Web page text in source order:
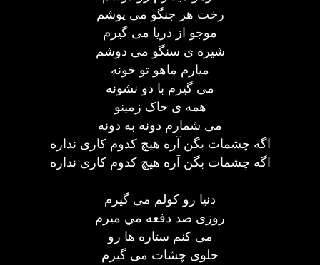
رخت هر جنگو می پوشم
موجو از دريا می گيرم
شيره ی سنگو می دوشم
ميارم ماهو تو خونه
می گيرم با دو نشونه
همه ی خاک زمينو
می شمارم دونه به دونه
اگه چشمات بگن آره هيچ کدوم کاری نداره
اگه چشمات بگن آره هيچ کدوم کاری نداره
دنيا رو کولم می گيرم
روزی صد دفعه مي ميرم
می کنم ستاره ها رو
جلوی چشات می گيرم